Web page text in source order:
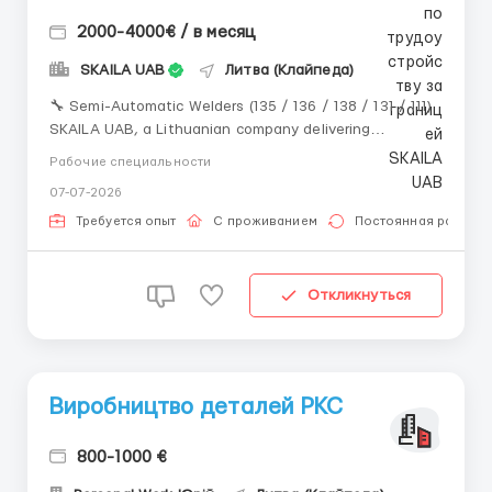
2000-4000€ / в месяц
SKAILA UAB Литва (Клайпеда)
🔧 Semi-Automatic Welders (135 / 136 / 138 / 131 / 111)
SKAILA UAB, a Lithuanian company delivering
shipbuilding, ship repair, and heavy steel construction
our team and are looking for experienced Semi-
Automatic Welders for long-term projects...
Рабочие специальности
07-07-2026
Требуется опыт С проживанием Постоянная работа
Откликнуться
Виробництво деталей PKC
800-1000 €